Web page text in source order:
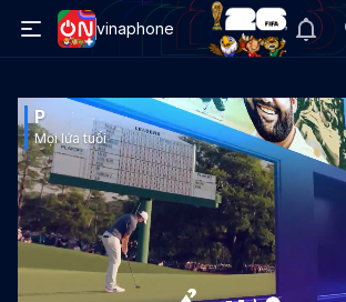
vinaphone
P
Mọi lứa tuổi